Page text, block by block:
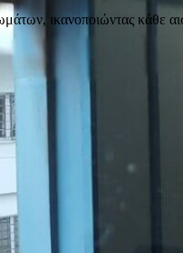
ικανοποιώντας κάθε